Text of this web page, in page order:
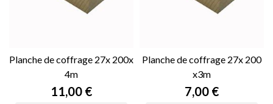
Planche de coffrage 27x 200x
4m
Prix
11,00 €
Planche de coffrage 27x 200
x3m
Prix
7,00 €